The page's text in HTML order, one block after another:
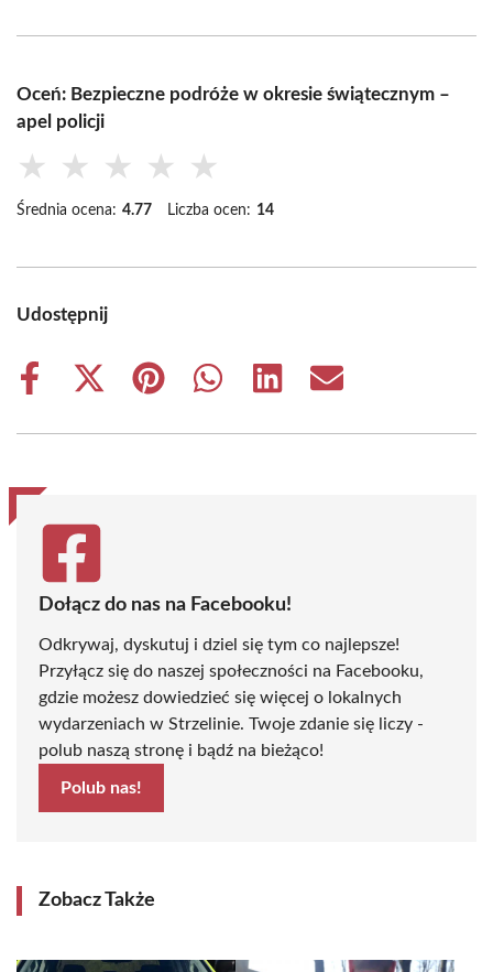
Oceń: Bezpieczne podróże w okresie świątecznym –
apel policji
★ ★ ★ ★ ★
Średnia ocena: 4.77 Liczba ocen: 14
Udostępnij
Share
Share
(Twitter)
Share
Share
Share
Share
Dołącz do nas na Facebooku!
Odkrywaj, dyskutuj i dziel się tym co najlepsze!
Przyłącz się do naszej społeczności na Facebooku,
gdzie możesz dowiedzieć się więcej o lokalnych
wydarzeniach w Strzelinie. Twoje zdanie się liczy -
polub naszą stronę i bądź na bieżąco!
Polub nas!
Zobacz Także